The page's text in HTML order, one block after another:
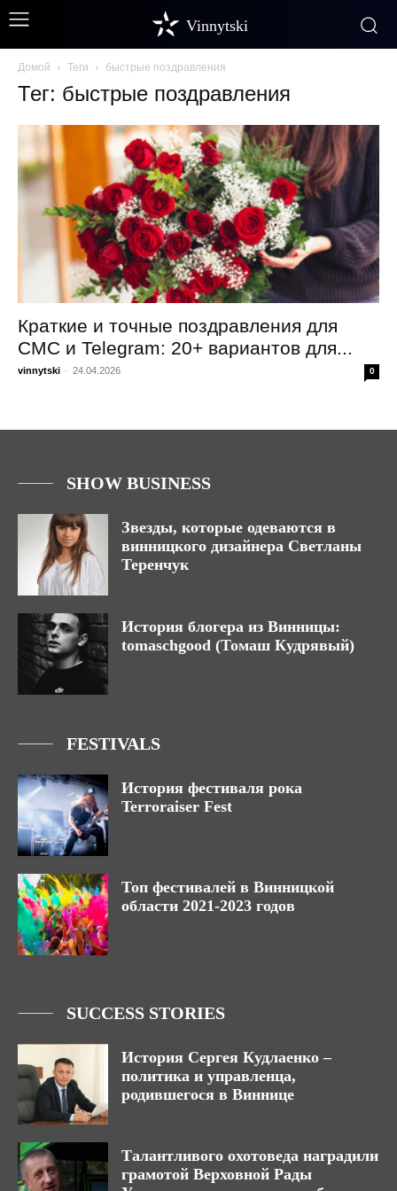
Vinnytski
Домой Теги быстрые поздравления
Тег: быстрые поздравления
Краткие и точные поздравления для
СМС и Telegram: 20+ вариантов для...
vinnytski - 24.04.2026 0
SHOW BUSINESS
Звезды, которые одеваются в
винницкого дизайнера Светланы
Теренчук
История блогера из Винницы:
tomaschgood (Томаш Кудрявый)
FESTIVALS
История фестиваля рока
Terroraiser Fest
Топ фестивалей в Винницкой
области 2021-2023 годов
SUCCESS STORIES
История Сергея Кудлаенко –
политика и управленца,
родившегося в Виннице
Талантливого охотоведа наградили
грамотой Верховной Рады